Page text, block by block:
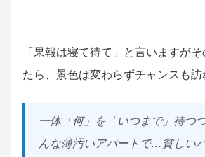
「果報は寝て待て」と言いますが
たら、景色は変わらずチャンスも訪
一体「何」を「いつまで」待つ
んな薄汚いアパートで…貧しい